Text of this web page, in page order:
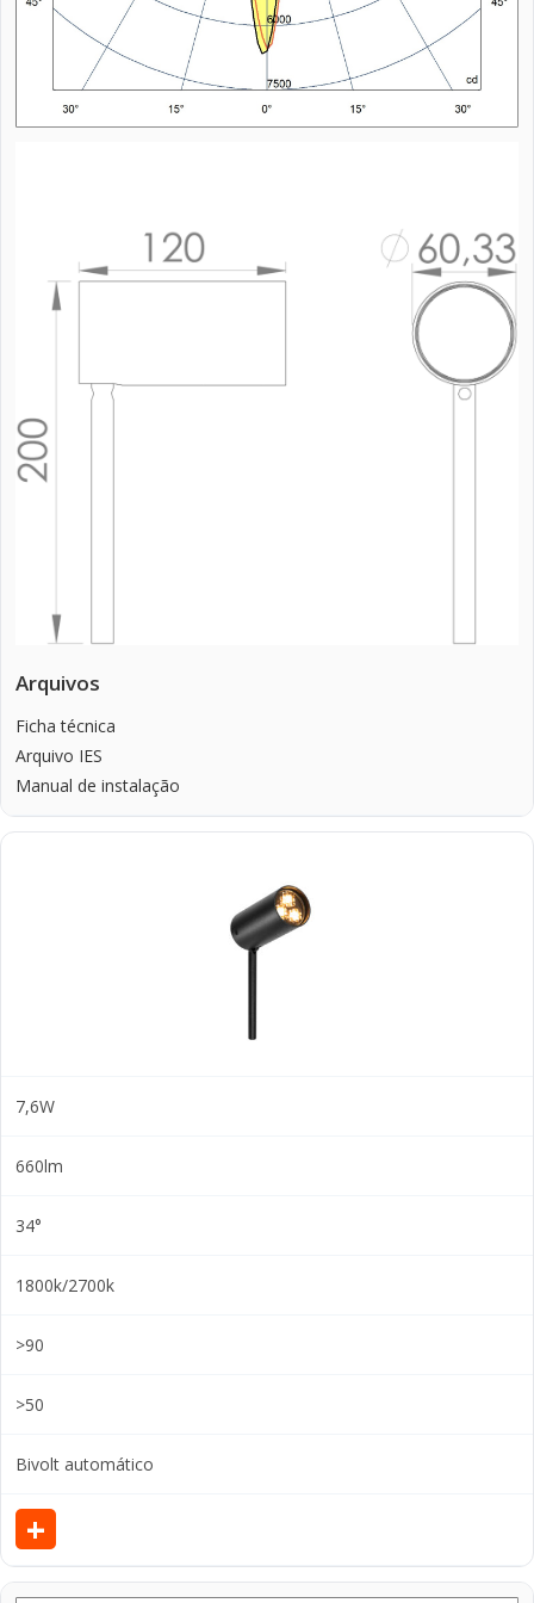
Arquivos
Ficha técnica
Arquivo IES
Manual de instalação
7,6W
660lm
34°
1800k/2700k
>90
>50
Bivolt automático
+V
e